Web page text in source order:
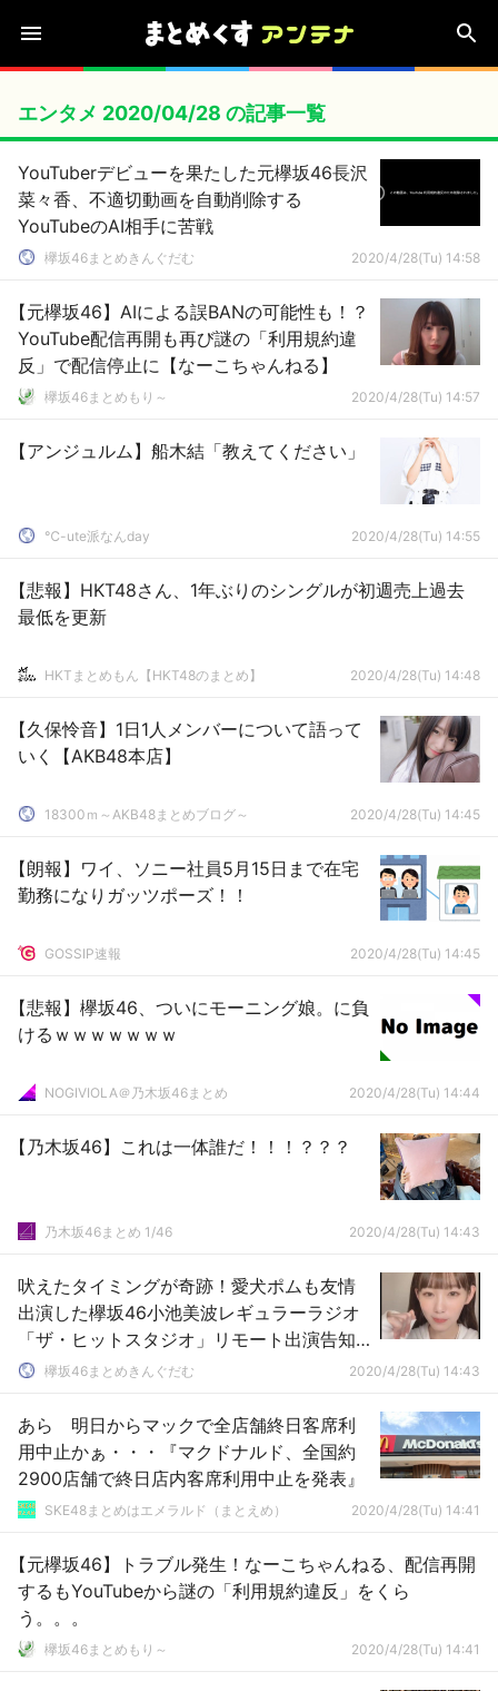
エンタメ 2020/04/28 の記事一覧
YouTuberデビューを果たした元欅坂46長沢
菜々香、不適切動画を自動削除する
YouTubeのAI相手に苦戦
欅坂46まとめきんぐだむ 2020/4/28(Tu) 14:58
【元欅坂46】AIによる誤BANの可能性も！？
YouTube配信再開も再び謎の「利用規約違
反」で配信停止に【なーこちゃんねる】
欅坂46まとめもり～ 2020/4/28(Tu) 14:57
【アンジュルム】船木結「教えてください」
℃-ute派なんday 2020/4/28(Tu) 14:55
【悲報】HKT48さん、1年ぶりのシングルが初週売上過去
最低を更新
HKTまとめもん【HKT48のまとめ】 2020/4/28(Tu) 14:48
【久保怜音】1日1人メンバーについて語って
いく【AKB48本店】
18300ｍ～AKB48まとめブログ～ 2020/4/28(Tu) 14:45
【朗報】ワイ、ソニー社員5月15日まで在宅
勤務になりガッツポーズ！！
GOSSIP速報 2020/4/28(Tu) 14:45
【悲報】欅坂46、ついにモーニング娘。に負
けるｗｗｗｗｗｗｗ
NOGIVIOLA＠乃木坂46まとめ 2020/4/28(Tu) 14:44
【乃木坂46】これは一体誰だ！！！？？？
乃木坂46まとめ 1/46 2020/4/28(Tu) 14:43
吠えたタイミングが奇跡！愛犬ポムも友情
出演した欅坂46小池美波レギュラーラジオ
「ザ・ヒットスタジオ」リモート出演告知
動画が公開
欅坂46まとめきんぐだむ 2020/4/28(Tu) 14:43
あら 明日からマックで全店舗終日客席利
用中止かぁ・・・『マクドナルド、全国約
2900店舗で終日店内客席利用中止を発表』
SKE48まとめはエメラルド（まとえめ） 2020/4/28(Tu) 14:41
【元欅坂46】トラブル発生！なーこちゃんねる、配信再開
するもYouTubeから謎の「利用規約違反」をくら
う。。。
欅坂46まとめもり～ 2020/4/28(Tu) 14:41